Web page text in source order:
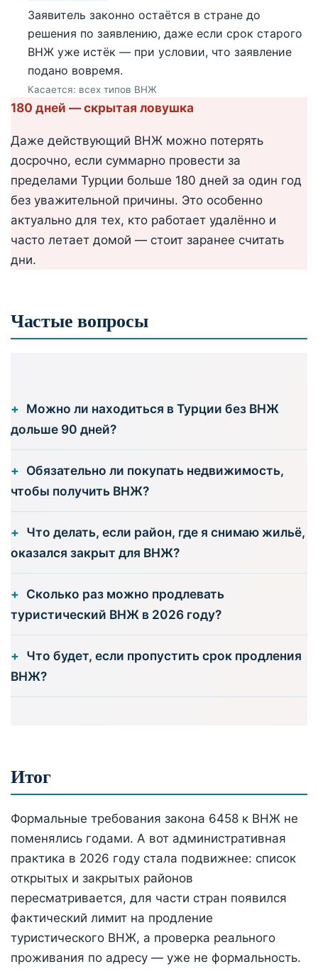
Заявитель законно остаётся в стране до
решения по заявлению, даже если срок старого
ВНЖ уже истёк — при условии, что заявление
подано вовремя.
Касается: всех типов ВНЖ
180 дней — скрытая ловушка
Даже действующий ВНЖ можно потерять
досрочно, если суммарно провести за
пределами Турции больше 180 дней за один год
без уважительной причины. Это особенно
актуально для тех, кто работает удалённо и
часто летает домой — стоит заранее считать
дни.
Частые вопросы
Можно ли находиться в Турции без ВНЖ
дольше 90 дней?
Обязательно ли покупать недвижимость,
чтобы получить ВНЖ?
Что делать, если район, где я снимаю жильё,
оказался закрыт для ВНЖ?
Сколько раз можно продлевать
туристический ВНЖ в 2026 году?
Что будет, если пропустить срок продления
ВНЖ?
Итог
Формальные требования закона 6458 к ВНЖ не
поменялись годами. А вот административная
практика в 2026 году стала подвижнее: список
открытых и закрытых районов
пересматривается, для части стран появился
фактический лимит на продление
туристического ВНЖ, а проверка реального
проживания по адресу — уже не формальность.